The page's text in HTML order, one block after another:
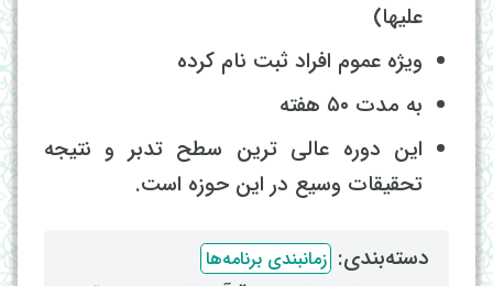
علیها)
ویژه عموم افراد ثبت نام کرده
به مدت ۵۰ هفته
این دوره عالی ترین سطح تدبر و نتیجه
تحقیقات وسیع در این حوزه است.
دسته‌بندی: ‌ زمانبندی برنامه‌ها